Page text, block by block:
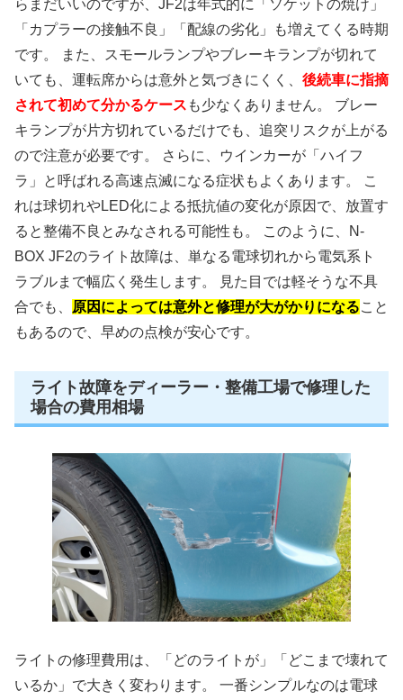
らまだいいのですが、JF2は年式的に「ソケットの焼け」
「カプラーの接触不良」「配線の劣化」も増えてくる時期
です。 また、スモールランプやブレーキランプが切れて
いても、運転席からは意外と気づきにくく、 後続車に指摘
されて初めて分かるケース も少なくありません。 ブレー
キランプが片方切れているだけでも、追突リスクが上がる
ので注意が必要です。 さらに、ウインカーが「ハイフ
ラ」と呼ばれる高速点滅になる症状もよくあります。 こ
れは球切れやLED化による抵抗値の変化が原因で、放置す
ると整備不良とみなされる可能性も。 このように、N-
BOX JF2のライト故障は、単なる電球切れから電気系ト
ラブルまで幅広く発生します。 見た目では軽そうな不具
合でも、
原因によっては意外と修理が大がかりになること
もあるので、早めの点検が安心です。
ライト故障をディーラー・整備工場で修理した
場合の費用相場
ライトの修理費用は、「どのライトが」「どこまで壊れて
いるか」で大きく変わります。 一番シンプルなのは電球